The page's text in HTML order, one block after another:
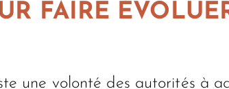
FAIRE
une volonté des autorités à